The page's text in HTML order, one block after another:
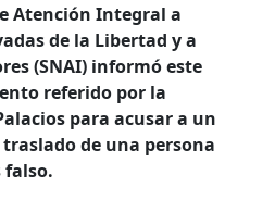
Atención Integral a
de la Libertad y a
(SNAI) informó este
referido por la
para acusar a un
de una persona
falso.